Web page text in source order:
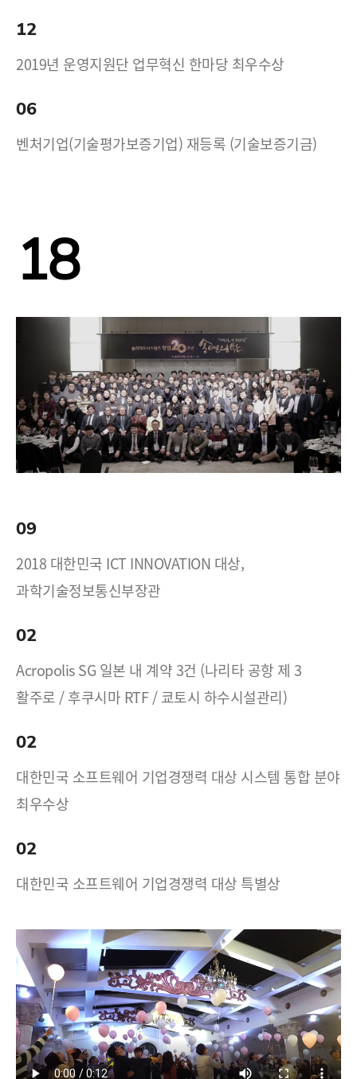
12
2019년 운영지원단 업무혁신 한마당 최우수상
06
벤처기업(기술평가보증기업) 재등록 (기술보증기금)
18
09
2018 대한민국 ICT INNOVATION 대상,
과학기술정보통신부장관
02
Acropolis SG 일본 내 계약 3건 (나리타 공항 제 3
활주로 / 후쿠시마 RTF / 쿄토시 하수시설관리)
02
대한민국 소프트웨어 기업경쟁력 대상 시스템 통합 분야
최우수상
02
대한민국 소프트웨어 기업경쟁력 대상 특별상
17